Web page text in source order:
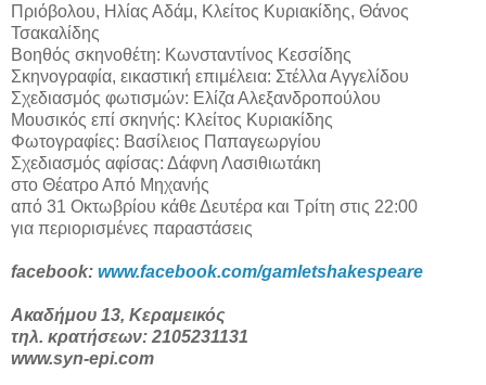
Πριόβολου, Ηλίας Αδάμ, Κλείτος Κυριακίδης, Θάνος
Τσακαλίδης
Βοηθός σκηνοθέτη: Κωνσταντίνος Κεσσίδης
Σκηνογραφία, εικαστική επιμέλεια: Στέλλα Αγγελίδου
Σχεδιασμός φωτισμών: Ελίζα Αλεξανδροπούλου
Μουσικός επί σκηνής: Κλείτος Κυριακίδης
Φωτογραφίες: Βασίλειος Παπαγεωργίου
Σχεδιασμός αφίσας: Δάφνη Λασιθιωτάκη
στο Θέατρο Από Μηχανής
από 31 Οκτωβρίου κάθε Δευτέρα και Τρίτη στις 22:00
για περιορισμένες παραστάσεις
facebook: www.facebook.com/gamletshakespeare
Ακαδήμου 13, Κεραμεικός
τηλ. κρατήσεων: 2105231131
www.syn-epi.com